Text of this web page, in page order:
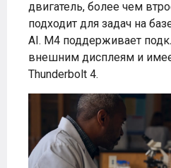
двигатель, более чем
подходит для задач на
AI. M4 поддерживает
внешним дисплеям и
Thunderbolt 4.